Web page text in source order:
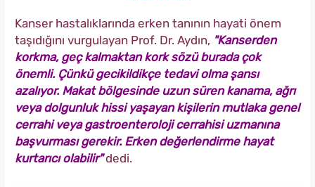
Kanser hastalıklarında erken tanının hayati önem
taşıdığını vurgulayan Prof. Dr. Aydın, "Kanserden
korkma, geç kalmaktan kork sözü burada çok
önemli. Çünkü gecikildikçe tedavi olma şansı
azalıyor. Makat bölgesinde uzun süren kanama, ağrı
veya dolgunluk hissi yaşayan kişilerin mutlaka genel
cerrahi veya gastroenteroloji cerrahisi uzmanına
başvurması gerekir. Erken değerlendirme hayat
kurtarıcı olabilir"dedi.